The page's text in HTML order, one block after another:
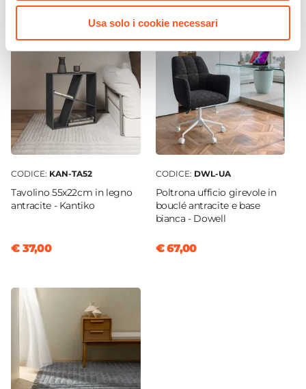
Usa solo i cookie necessari
Struttura
Cassetti|Ante
Numero Ante
2 ante
Numero Cassetti
4 cassetti
Numero Vani
6 vani
Materiale Struttura
Tamburato
Serie
Tactik
No
CODICE: KAN-TA52
Tavolino 55x22cm in legno
antracite - Kantiko
€ 37,00
CODICE: DWL-UA
Poltrona ufficio girevole in
bouclé antracite e base
bianca - Dowell
€ 67,00